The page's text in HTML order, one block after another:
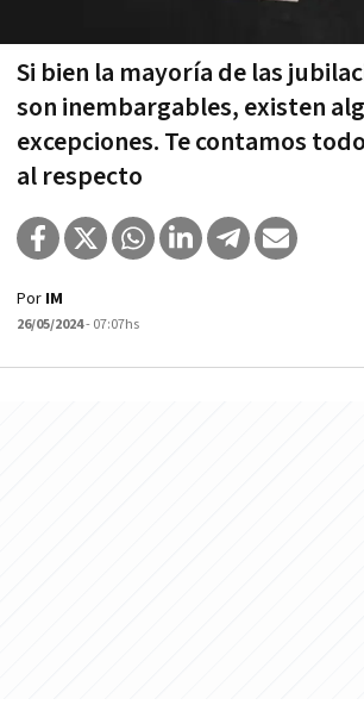
Si bien la mayoría de las
son inembargables, existen
excepciones. Te contamos
al respecto
Por IM
26/05/2024- 07:07hs